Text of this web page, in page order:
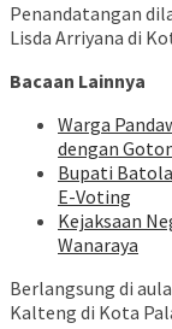
Penandatangan
Lisda Arriyana di
Bacaan Lainnya
Warga
dengan
Bupati
E-Voting
Kejaksaan
Wanaraya
Berlangsung di
Kalteng di Kota